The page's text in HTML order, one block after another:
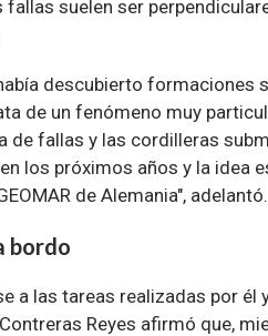
fallas suelen ser
descubierto formaciones
de un fenómeno muy
de fallas y las cordilleras
los próximos años y la idea
de Alemania", adelantó.
bordo
a las tareas realizadas por
Reyes afirmó que,